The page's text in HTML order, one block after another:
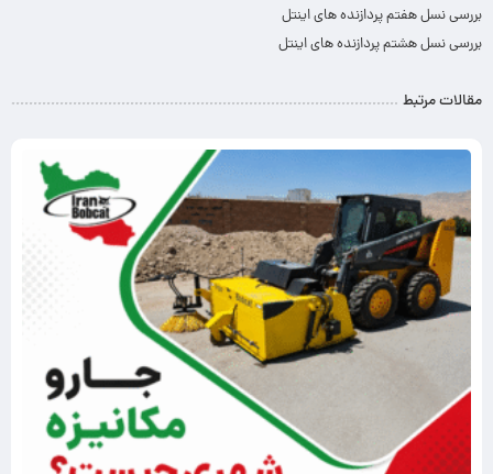
بررسی نسل هفتم پردازنده های اینتل
بررسی نسل هشتم پردازنده های اینتل
مقالات مرتبط